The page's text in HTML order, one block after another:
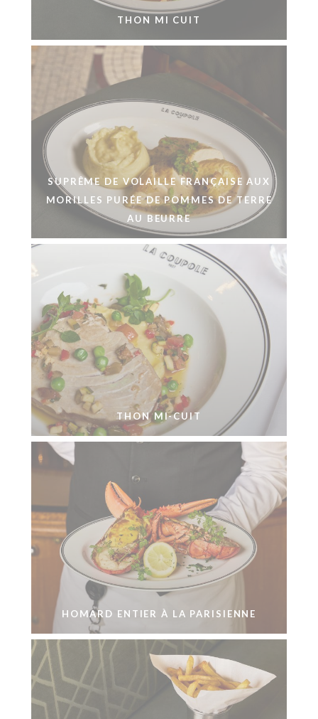
THON MI CUIT
SUPRÊME DE VOLAILLE FRANÇAISE AUX
MORILLES PURÉE DE POMMES DE TERRE
AU BEURRE
THON MI-CUIT
HOMARD ENTIER À LA PARISIENNE